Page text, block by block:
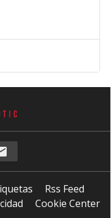
Rss Feed
Cookie Center